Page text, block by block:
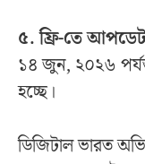
৫. ফ্রি-তে
১৪ জুন, ২০২৬
হচ্ছে।
ডিজিটাল ভারত